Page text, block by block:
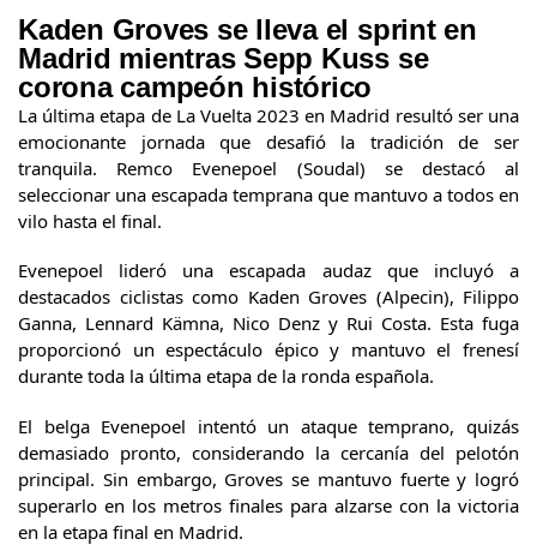
Kaden Groves se lleva el sprint en
Madrid mientras Sepp Kuss se
corona campeón histórico
La última etapa de La Vuelta 2023 en Madrid resultó ser una
emocionante jornada que desafió la tradición de ser
tranquila. Remco Evenepoel (Soudal) se destacó al
seleccionar una escapada temprana que mantuvo a todos en
vilo hasta el final.
Evenepoel lideró una escapada audaz que incluyó a
destacados ciclistas como Kaden Groves (Alpecin), Filippo
Ganna, Lennard Kämna, Nico Denz y Rui Costa. Esta fuga
proporcionó un espectáculo épico y mantuvo el frenesí
durante toda la última etapa de la ronda española.
El belga Evenepoel intentó un ataque temprano, quizás
demasiado pronto, considerando la cercanía del pelotón
principal. Sin embargo, Groves se mantuvo fuerte y logró
superarlo en los metros finales para alzarse con la victoria
en la etapa final en Madrid.